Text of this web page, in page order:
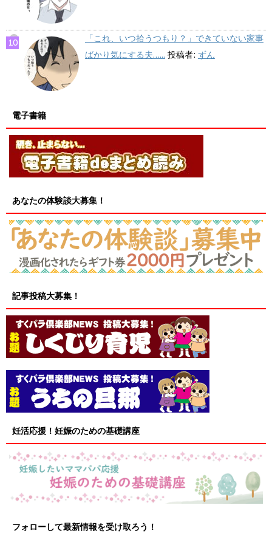
「これ、いつ拾うつもり？」できていない家事
ばかり気にする夫…... 投稿者: ずん
電子書籍
あなたの体験談大募集！
記事投稿大募集！
妊活応援！妊娠のための基礎講座
フォローして最新情報を受け取ろう！